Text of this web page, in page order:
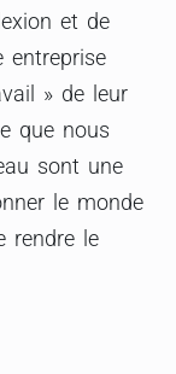
et de
entreprise
» de leur
que nous
sont une
le monde
rendre le